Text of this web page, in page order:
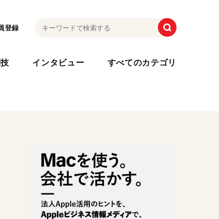
登録
インタビュー すべてのカテゴリ